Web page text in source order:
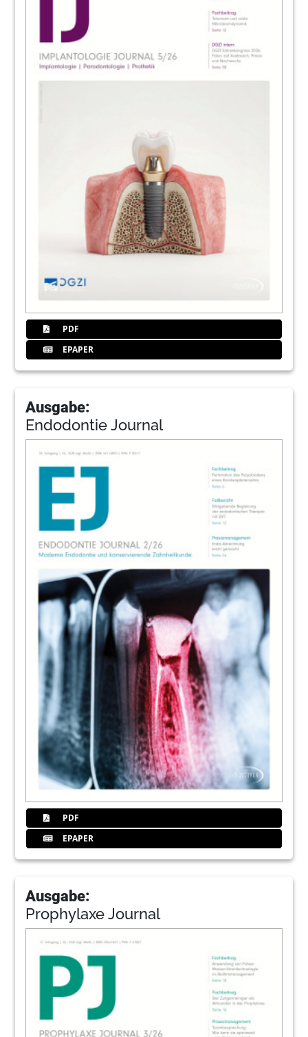
PDF
EPAPER
Ausgabe:
Endodontie Journal
PDF
EPAPER
Ausgabe:
Prophylaxe Journal